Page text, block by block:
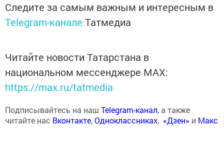
Следите за самым важным и интересным в
Telegram-канале Татмедиа
Читайте новости Татарстана в
национальном мессенджере MАХ:
https://max.ru/tatmedia
Подписывайтесь на наш Telegram-канал, а также
читайте нас Вконтакте,Одноклассниках, «Дзен» и Макс